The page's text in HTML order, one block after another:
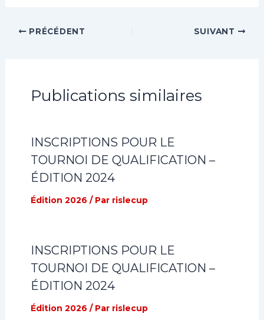
PRÉCÉDENT SUIVANT
Publications similaires
INSCRIPTIONS POUR LE
TOURNOI DE QUALIFICATION –
ÉDITION 2024
Édition 2026 / Par rislecup
INSCRIPTIONS POUR LE
TOURNOI DE QUALIFICATION –
ÉDITION 2024
Édition 2026 / Par rislecup